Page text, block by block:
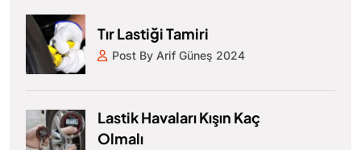
Tır Lastiği Tamiri
Post By Arif Güneş 2024
Lastik Havaları Kışın Kaç
Olmalı